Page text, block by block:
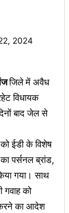
2024
जिले में अवैध
विधायक
बाद जेल से
ईडी के विशेष
पर्सनल ब्रांड,
गया। साथ
गवाह को
करने का आदेश